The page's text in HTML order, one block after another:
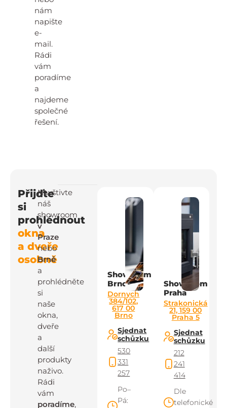
nám
napište
e-
mail.
Rádi
vám
poradíme
a
najdeme
společné
řešení.
Přijďte
si
prohlédnout
okna
a dveře
osobně
Navštivte
náš
showroom
v
Praze
nebo
Brně
a
prohlédněte
si
naše
okna,
dveře
a
další
produkty
naživo.
Rádi
vám
poradíme,
Showroom
Brno
Dornych
384/102,
617 00
Brno
Sjednat
schůzku
530
331
257
Po–
Pá:
Showroom
Praha
Strakonická
21, 159 00
Praha 5
Sjednat
schůzku
212
241
414
Dle
telefonické